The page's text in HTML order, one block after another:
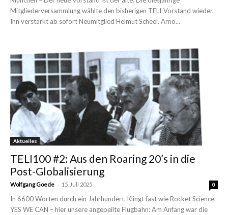
Mitgliederversammlung wählte den bisherigen TELI-Vorstand wieder.
Ihn verstärkt ab sofort Neumitglied Helmut Scheel. Arno...
Aktuelles
TELI100 #2: Aus den Roaring 20’s in die
Post-Globalisierung
Wolfgang Goede - 15. Juli 2025 0
In 6600 Worten durch ein Jahrhundert. Klingt fast wie Rocket Science.
YES WE CAN – hier unsere angepeilte Flugbahn: Am Anfang war die